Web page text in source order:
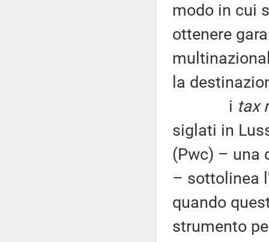
modo in cui
ottenere
la
i tax
siglati in
(Pwc) – una
– sottolinea
quando
strumento